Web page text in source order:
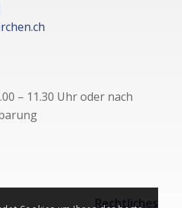
– 11.30 Uhr oder nach
Rechtliches